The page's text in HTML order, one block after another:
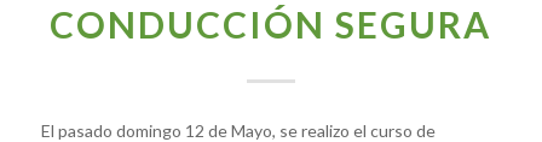
CONDUCCIÓN SEGURA
El pasado domingo 12 de Mayo, se realizo el curso de